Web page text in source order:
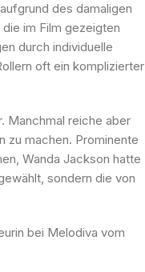
des damaligen
im Film gezeigten
durch individuelle
oft ein komplizierter
Manchmal reiche aber
zu machen. Prominente
Wanda Jackson hatte
sondern die von
bei Melodiva vom